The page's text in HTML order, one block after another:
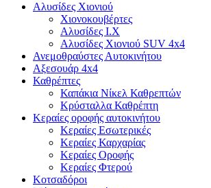
Αλυσίδες Χιονιού
Χιονοκουβέρτες
Αλυσίδες I.X
Αλυσίδες Χιονιού SUV 4x4
Ανεμοθραύστες Αυτοκινήτου
Αξεσουάρ 4x4
Καθρέπτες
Καπάκια Νίκελ Καθρεπτών
Κρύσταλλα Καθρέπτη
Κεραίες οροφής αυτοκινήτου
Κεραίες Εσωτερικές
Κεραίες Καρχαρίας
Κεραίες Οροφής
Κεραίες Φτερού
Κοτσαδόροι